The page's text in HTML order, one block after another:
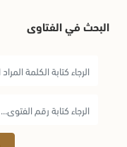
البحث في الفتاوى